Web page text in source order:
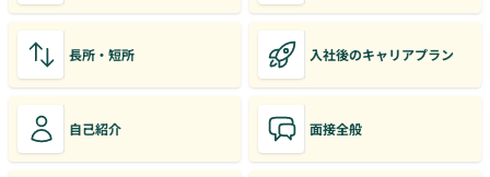
長所・短所 入社後のキャリアプラン
自己紹介 面接全般